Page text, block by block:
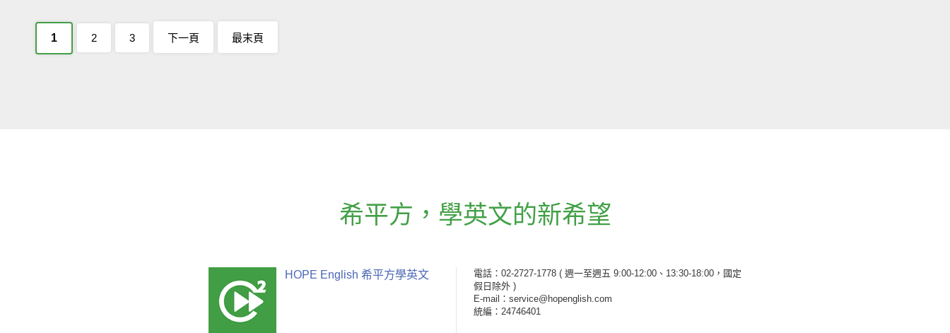
1 2 3 下一頁 最末頁
希平方 ， 學英文的新希望
HOPE English 希平方學英文 電話：02-2727-1778 ( 週一至週五 9:00-12:00、13:30-18:00，國定
假日除外 )
E-mail：service@hopenglish.com
統編：24746401